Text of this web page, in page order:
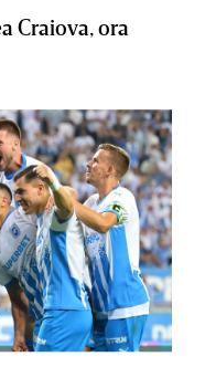
Craiova, ora